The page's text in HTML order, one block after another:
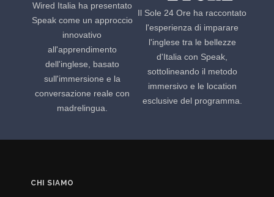
Wired Italia ha presentato
Speak come un approccio
innovativo
all'apprendimento
dell'inglese, basato
sull'immersione e la
conversazione reale con
madrelingua.
Il Sole 24 Ore ha raccontato
l'esperienza di imparare
l'inglese tra le bellezze
d'Italia con Speak,
sottolineando il metodo
immersivo e le location
esclusive del programma.
CHI SIAMO